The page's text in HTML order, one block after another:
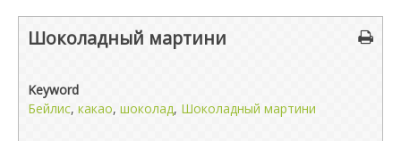
Шоколадный мартини
Keyword
Бейлис, какао, шоколад, Шоколадный мартини